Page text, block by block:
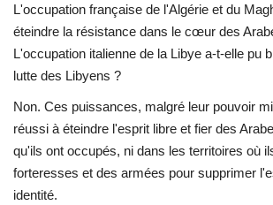
L'occupation française de l'Algérie et du
éteindre la résistance dans le cœur des
L'occupation italienne de la Libye a-t-elle pu
lutte des Libyens ?
Non. Ces puissances, malgré leur pouvoir
réussi à éteindre l'esprit libre et fier des
qu'ils ont occupés, ni dans les territoires où
forteresses et des armées pour supprimer
identité.